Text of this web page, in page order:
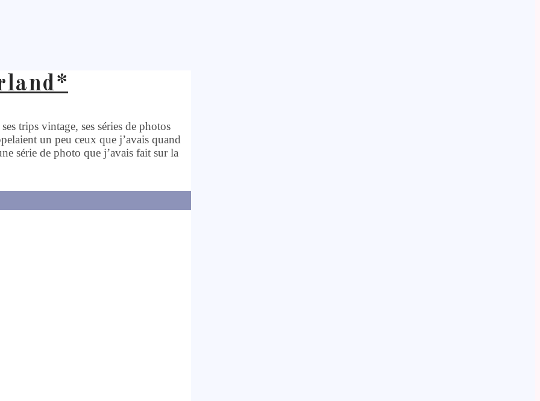
trips vintage, ses séries de photos
un peu ceux que j’avais quand
série de photo que j’avais fait sur la